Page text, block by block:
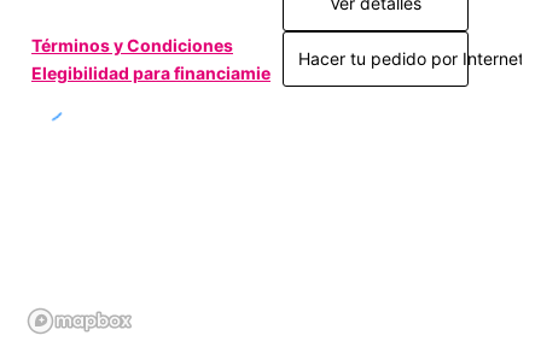
Términos y Condiciones
Elegibilidad para financiamiento
Hacer tu pedido por Internet >